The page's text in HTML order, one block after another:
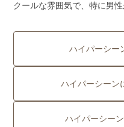
クールな雰囲気で、特に男
ハイパーシー
ハイパーシーン
ハイパーシー